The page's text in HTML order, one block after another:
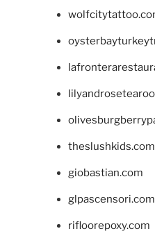
theslushkids.com
giobastian.com
glpascensori.com
rifloorepoxy.com